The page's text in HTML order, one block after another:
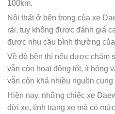
100km.
Nội thất ở bên trong của xe
rãi, tuy không được đánh giá
được nhu cầu bình thường
Về độ bền thì nếu được chăm
vẫn còn hoạt động tốt, ít hỏng
vẫn còn khá nhiều nguồn
Hiện nay, những chiếc xe
đời xe, tình trạng xe mà có